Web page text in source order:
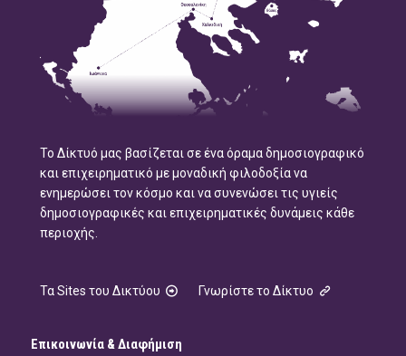
Το Δίκτυό μας βασίζεται σε ένα όραμα δημοσιογραφικό
και επιχειρηματικό με μοναδική φιλοδοξία να
ενημερώσει τον κόσμο και να συνενώσει τις υγιείς
δημοσιογραφικές και επιχειρηματικές δυνάμεις κάθε
περιοχής.
Τα Sites του Δικτύου Γνωρίστε το Δίκτυο
Επικοινωνία & Διαφήμιση